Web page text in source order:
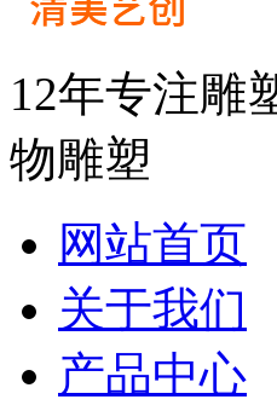
12年专注雕
物雕塑
网站首页
关于我们
产品中心